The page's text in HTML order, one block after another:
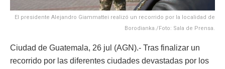
El presidente Alejandro Giammattei realizó un recorrido por la localidad de
Borodianka./Foto: Sala de Prensa.
Ciudad de Guatemala, 26 jul (AGN).- Tras finalizar un
recorrido por las diferentes ciudades devastadas por los